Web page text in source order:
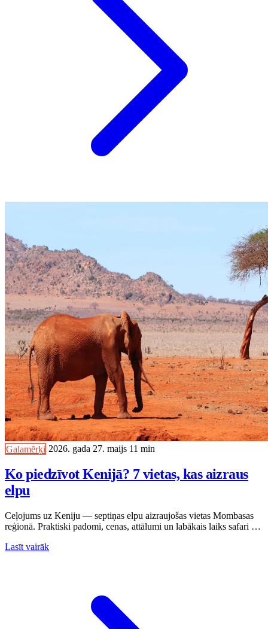
Galamērķi 2026. gada 27. maijs 11 min
Ko piedzīvot Kenijā? 7 vietas, kas aizraus
elpu
Ceļojums uz Keniju — septiņas elpu aizraujošas vietas Mombasas
reģionā. Praktiski padomi, cenas, attālumi un labākais laiks safari un
Lasīt vairāk